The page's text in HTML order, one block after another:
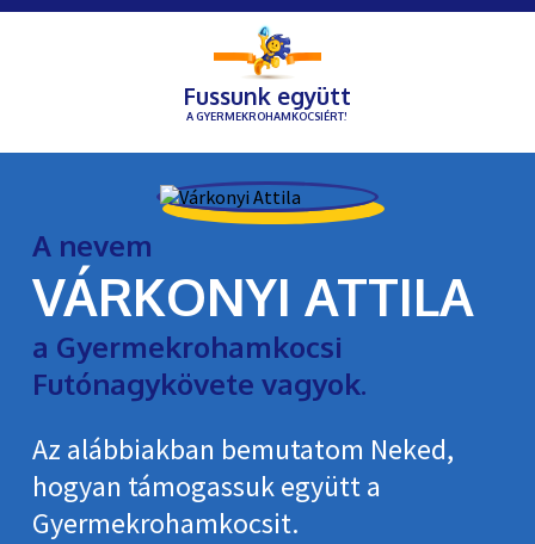
Fussunk együtt
A GYERMEKROHAMKOCSIÉRT!
A nevem
VÁRKONYI ATTILA
a Gyermekrohamkocsi
Futónagykövete vagyok.
Az alábbiakban bemutatom Neked,
hogyan támogassuk együtt a
Gyermekroham­kocsit.